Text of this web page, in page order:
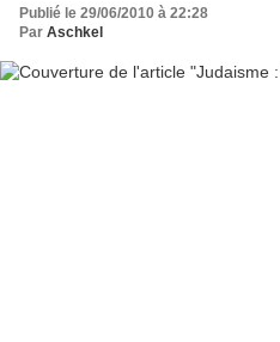
Publié le 29/06/2010 à 22:28
Par Aschkel